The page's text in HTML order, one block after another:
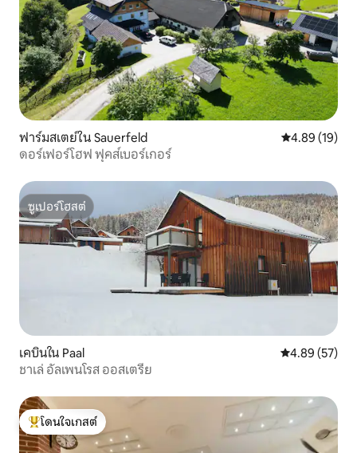
ฟาร์มสเตย์ใน Sauerfeld คะแนนเฉลี่ย
4.89 (19)
ดอร์เฟอร์โฮฟ ฟุคส์เบอร์เกอร์
ซูเปอร์โฮสต์
ซูเปอร์โฮสต์
เคบินใน Paal คะแนนเฉลี่ย
4.89 (57)
ชาเล่ อัลเพนโรส ออสเตรีย
โดนใจเกสต์ที่สุด
โดนใจเกสต์